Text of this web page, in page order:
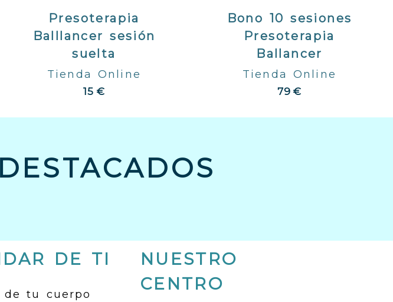
Presoterapia
Balllancer sesión
suelta
Tienda Online
15 €
Bono 10 sesiones
Presoterapia
Ballancer
Tienda Online
79 €
DE TI
tu cuerpo
NUESTRO
CENTRO